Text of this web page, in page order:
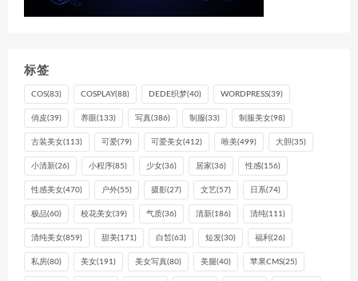
标签
COS(83) COSPLAY(88) DEDE织梦(40) WORDPRESS(39)
俏皮(39) 养眼(133) 写真(386) 制服(33) 制服美女(98)
古装美女(113) 可爱(79) 可爱美女(412) 唯美(499) 大胆(35)
小清新(26) 小程序(85) 少女(36) 居家(36) 性感(156)
性感美女(470) 户外(55) 摄影(27) 文艺(57) 日系(74)
极品(60) 校花美女(39) 气质(36) 清新(186) 清纯(111)
清纯美女(859) 甜美(171) 白皙(63) 短发(30) 福利 (26)
私房(80) 美女(191) 美女写真(80) 美腿(40) 苹果CMS(25)